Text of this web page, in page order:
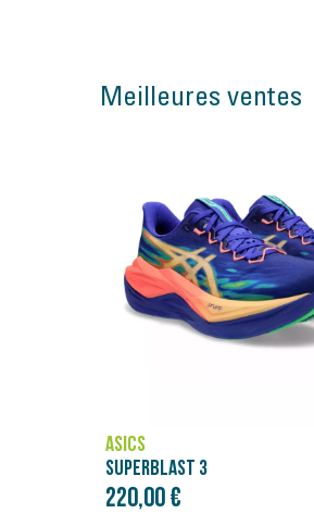
Meilleures ventes
BROOKS
CASCADIA ELITE
250,00 €